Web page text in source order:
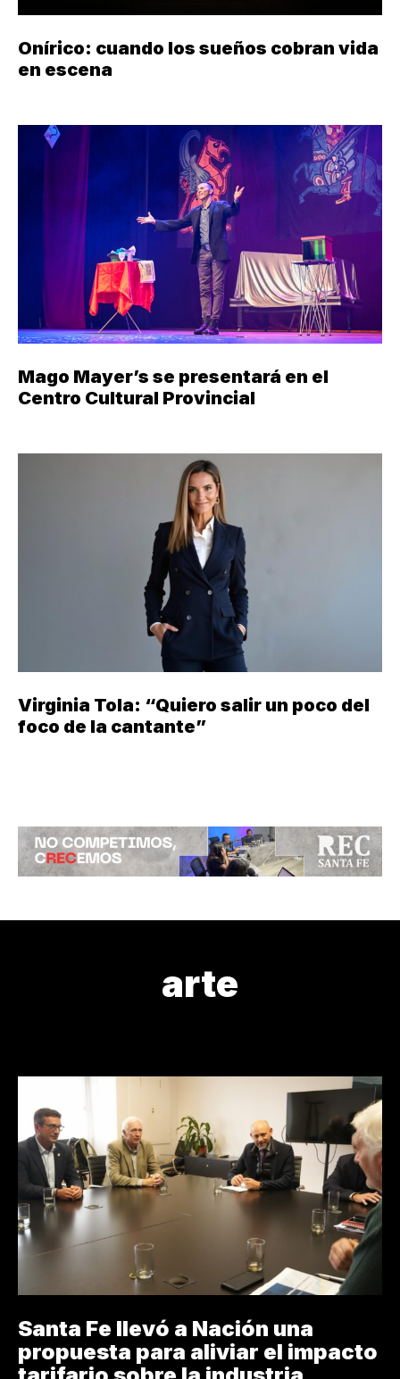
Onírico: cuando los sueños cobran vida
en escena
Mago Mayer’s se presentará en el
Centro Cultural Provincial
Virginia Tola: “Quiero salir un poco del
foco de la cantante”
arte
Santa Fe llevó a Nación una
propuesta para aliviar el impacto